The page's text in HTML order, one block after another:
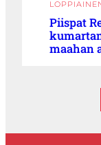
Piispat
maahan